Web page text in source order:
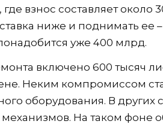
взнос составляет около
ниже и поднимать ее
уже 400 млрд.
включено 600 тысяч
Неким компромиссом
оборудования. В других
На таком фоне